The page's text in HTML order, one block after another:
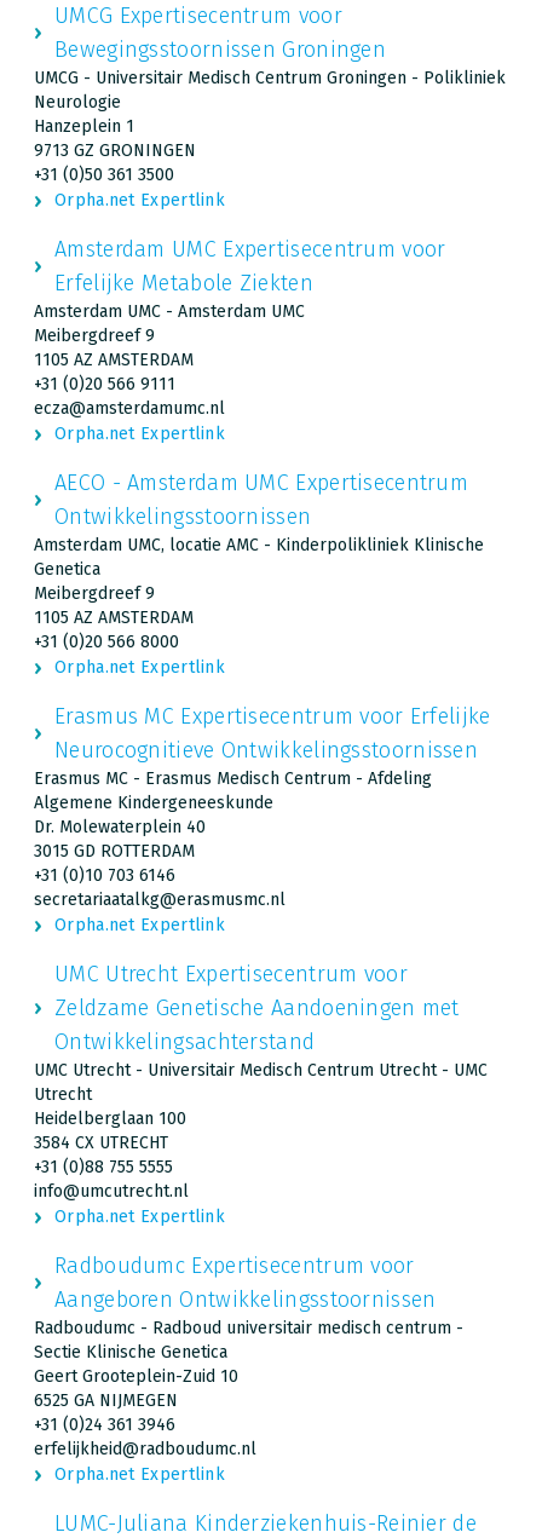
UMCG Expertisecentrum voor
Bewegingsstoornissen Groningen
UMCG - Universitair Medisch Centrum Groningen - Polikliniek
Neurologie
Hanzeplein 1
9713 GZ GRONINGEN
+31 (0)50 361 3500
Orpha.net Expertlink
Amsterdam UMC Expertisecentrum voor
Erfelijke Metabole Ziekten
Amsterdam UMC - Amsterdam UMC
Meibergdreef 9
1105 AZ AMSTERDAM
+31 (0)20 566 9111
ecza@amsterdamumc.nl
Orpha.net Expertlink
AECO - Amsterdam UMC Expertisecentrum
Ontwikkelingsstoornissen
Amsterdam UMC, locatie AMC - Kinderpolikliniek Klinische
Genetica
Meibergdreef 9
1105 AZ AMSTERDAM
+31 (0)20 566 8000
Orpha.net Expertlink
Erasmus MC Expertisecentrum voor Erfelijke
Neurocognitieve Ontwikkelingsstoornissen
Erasmus MC - Erasmus Medisch Centrum - Afdeling
Algemene Kindergeneeskunde
Dr. Molewaterplein 40
3015 GD ROTTERDAM
+31 (0)10 703 6146
secretariaatalkg@erasmusmc.nl
Orpha.net Expertlink
UMC Utrecht Expertisecentrum voor
Zeldzame Genetische Aandoeningen met
Ontwikkelingsachterstand
UMC Utrecht - Universitair Medisch Centrum Utrecht - UMC
Utrecht
Heidelberglaan 100
3584 CX UTRECHT
+31 (0)88 755 5555
info@umcutrecht.nl
Orpha.net Expertlink
Radboudumc Expertisecentrum voor
Aangeboren Ontwikkelingsstoornissen
Radboudumc - Radboud universitair medisch centrum -
Sectie Klinische Genetica
Geert Grooteplein-Zuid 10
6525 GA NIJMEGEN
+31 (0)24 361 3946
erfelijkheid@radboudumc.nl
Orpha.net Expertlink
LUMC-Juliana Kinderziekenhuis-Reinier de